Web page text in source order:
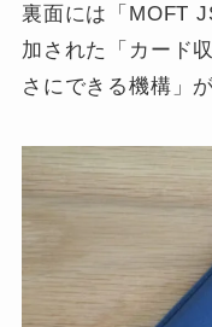
裏面には「MOFT
加された「カード
さにできる機構」